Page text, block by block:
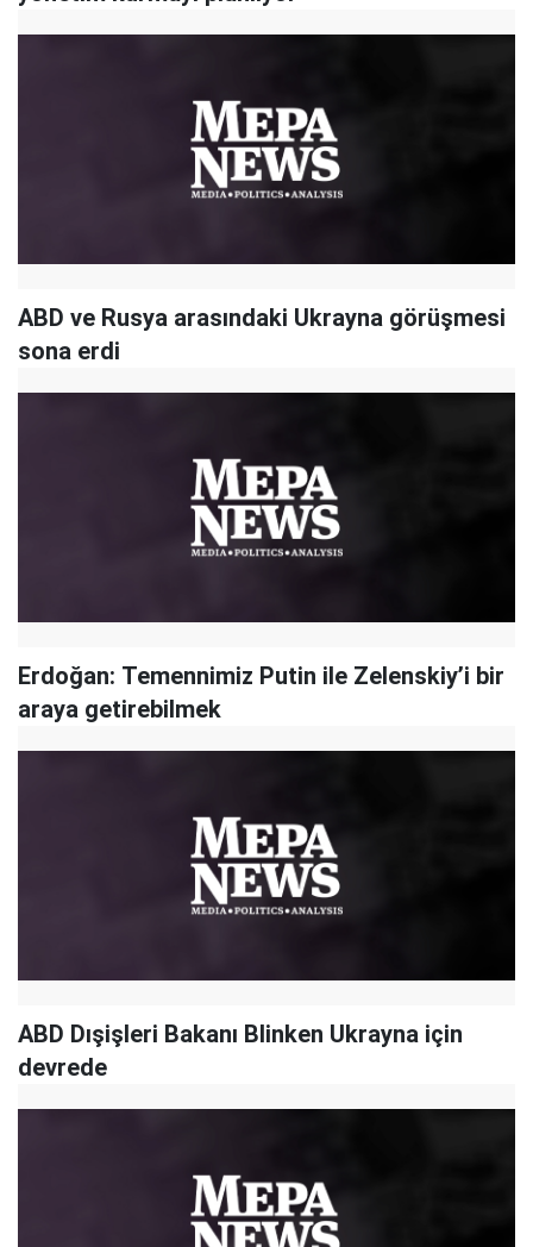
ABD ve Rusya arasındaki Ukrayna görüşmesi
sona erdi
Erdoğan: Temennimiz Putin ile Zelenskiy’i bir
araya getirebilmek
ABD Dışişleri Bakanı Blinken Ukrayna için
devrede